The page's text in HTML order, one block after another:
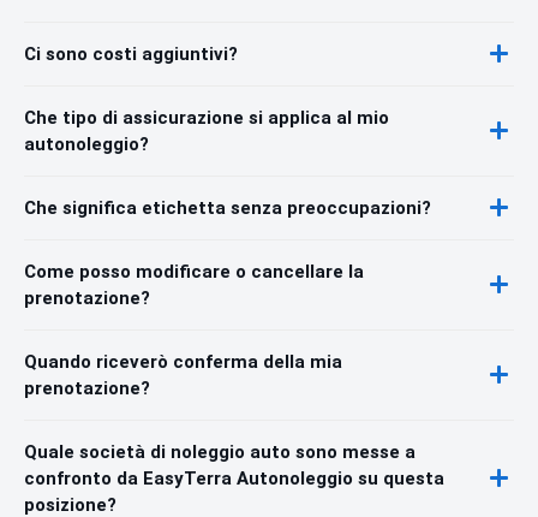
Ci sono costi aggiuntivi?
Che tipo di assicurazione si applica al mio
autonoleggio?
Che significa etichetta senza preoccupazioni?
Come posso modificare o cancellare la
prenotazione?
Quando riceverò conferma della mia
prenotazione?
Quale società di noleggio auto sono messe a
confronto da EasyTerra Autonoleggio su questa
posizione?